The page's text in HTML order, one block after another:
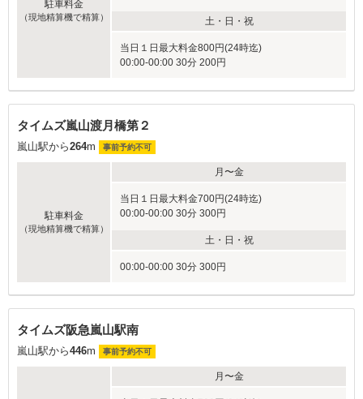
駐車料金
（現地精算機で精算） 土・日・祝
当日１日最大料金800円(24時迄)
00:00-00:00 30分 200円
タイムズ嵐山渡月橋第２
嵐山駅から264m 事前予約不可
駐車料金
（現地精算機で精算）
月〜金
当日１日最大料金700円(24時迄)
00:00-00:00 30分 300円
土・日・祝
00:00-00:00 30分 300円
タイムズ阪急嵐山駅南
嵐山駅から446m 事前予約不可
月〜金